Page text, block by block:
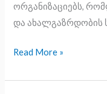
ორგანიზაციებს,
და ახალგაზრდობის
Read More »